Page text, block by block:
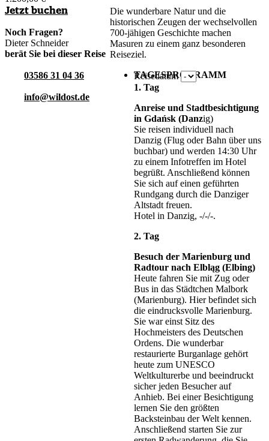
Jetzt buchen
Noch Fragen?
Dieter Schneider
berät Sie bei dieser Reise
03586 31 04 36
info@wildost.de
Die wunderbare Natur und die
historischen Zeugen der wechselvollen
700-jähigen Geschichte machen
Masuren zu einem ganz besonderen
Reiseziel.
TAGESPROGRAMM
Reisedatum
1. Tag
Anreise und Stadtbesichtigung
in Gdańsk (Danzig)
Sie reisen individuell nach
Danzig (Flug oder Bahn über uns
buchbar) und werden 14:30 Uhr
zu einem Infotreffen im Hotel
begrüßt. Anschließend können
Sie sich auf einen geführten
Rundgang durch die Danziger
Altstadt freuen.
Hotel in Danzig, -/-/-.
2. Tag
Besuch der Marienburg und
Radtour nach Elbląg (Elbing)
Heute fahren Sie mit Zug oder
Bus in das Städtchen Malbork
(Marienburg). Hier befindet sich
die eindrucksvolle Marienburg.
Sie war einst Sitz des
Hochmeisters des Deutschen
Ordens. Die wunderbar
restaurierte Burganlage gehört
heute zum UNESCO
Weltkulturerbe und beeindruckt
sicher jeden Besucher auf
Anhieb. Bei einer Besichtigung
lernen Sie den größten
Backsteinbau der Welt kennen.
Anschließend starten Sie zur